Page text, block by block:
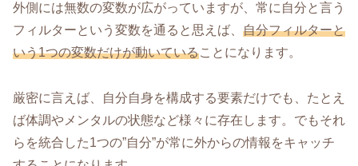
外側には無数の変数が広がっていますが、常に自分と言う
フィルターという変数を通ると思えば、 自分フィルターと
いう1つの変数だけが動いていることになります。
厳密に言えば、自分自身を構成する要素だけでも、たとえ
ば体調やメンタルの状態など様々に存在します。でもそれ
らを統合した1つの”自分”が常に外からの情報をキャッチ